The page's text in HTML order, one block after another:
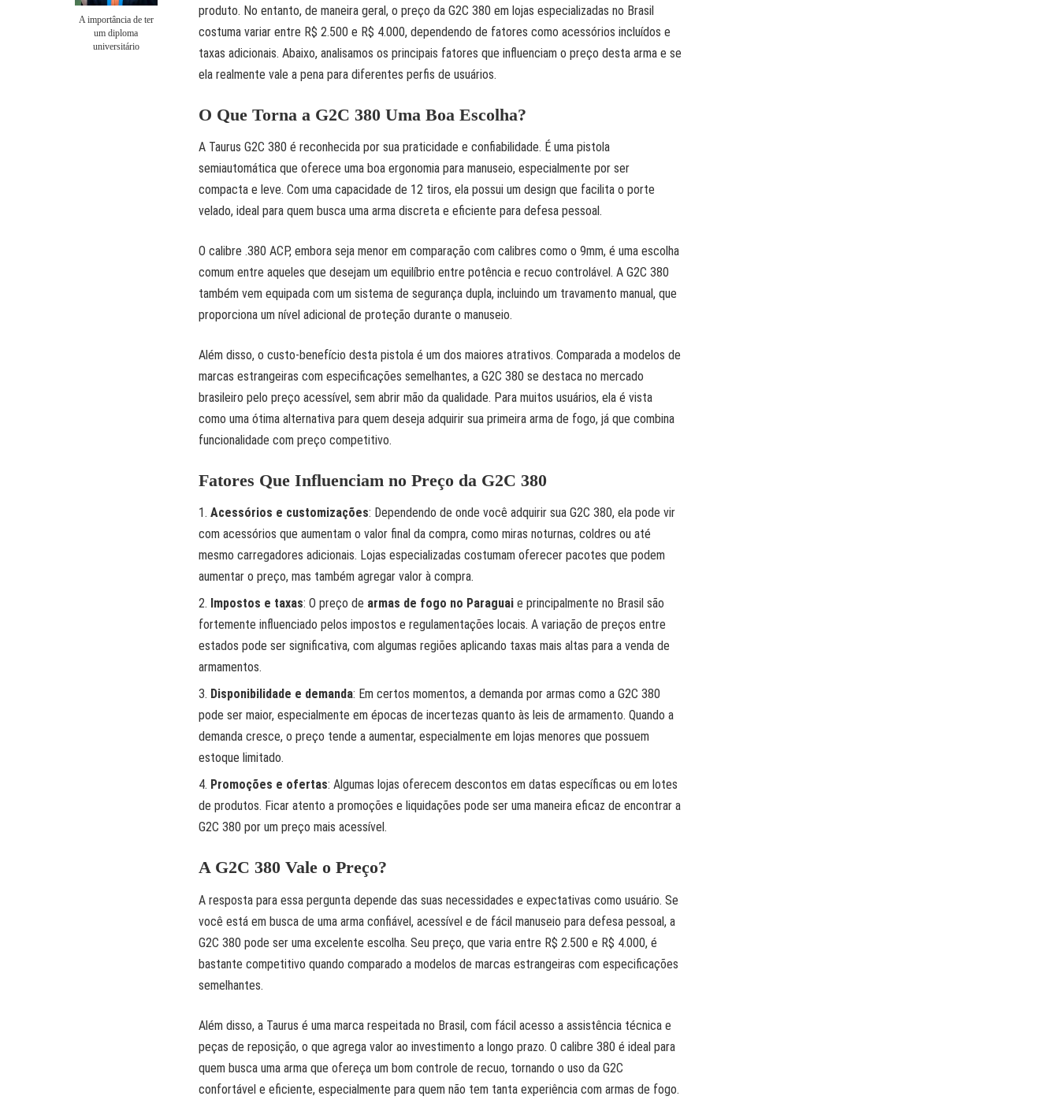
A importância de ter
um diploma
universitário
produto. No entanto, de maneira geral, o preço da G2C 380 em lojas especializadas no Brasil
costuma variar entre R$ 2.500 e R$ 4.000, dependendo de fatores como acessórios incluídos e
taxas adicionais. Abaixo, analisamos os principais fatores que influenciam o preço desta arma e se
ela realmente vale a pena para diferentes perfis de usuários.
O Que Torna a G2C 380 Uma Boa Escolha?
A Taurus G2C 380 é reconhecida por sua praticidade e confiabilidade. É uma pistola
semiautomática que oferece uma boa ergonomia para manuseio, especialmente por ser
compacta e leve. Com uma capacidade de 12 tiros, ela possui um design que facilita o porte
velado, ideal para quem busca uma arma discreta e eficiente para defesa pessoal.
O calibre .380 ACP, embora seja menor em comparação com calibres como o 9mm, é uma escolha
comum entre aqueles que desejam um equilíbrio entre potência e recuo controlável. A G2C 380
também vem equipada com um sistema de segurança dupla, incluindo um travamento manual, que
proporciona um nível adicional de proteção durante o manuseio.
Além disso, o custo-benefício desta pistola é um dos maiores atrativos. Comparada a modelos de
marcas estrangeiras com especificações semelhantes, a G2C 380 se destaca no mercado
brasileiro pelo preço acessível, sem abrir mão da qualidade. Para muitos usuários, ela é vista
como uma ótima alternativa para quem deseja adquirir sua primeira arma de fogo, já que combina
funcionalidade com preço competitivo.
Fatores Que Influenciam no Preço da G2C 380
Acessórios e customizações: Dependendo de onde você adquirir sua G2C 380, ela pode vir
com acessórios que aumentam o valor final da compra, como miras noturnas, coldres ou até
mesmo carregadores adicionais. Lojas especializadas costumam oferecer pacotes que podem
aumentar o preço, mas também agregar valor à compra.
Impostos e taxas: O preço de armas de fogo no Paraguai e principalmente no Brasil são
fortemente influenciado pelos impostos e regulamentações locais. A variação de preços entre
estados pode ser significativa, com algumas regiões aplicando taxas mais altas para a venda de
armamentos.
Disponibilidade e demanda: Em certos momentos, a demanda por armas como a G2C 380
pode ser maior, especialmente em épocas de incertezas quanto às leis de armamento. Quando a
demanda cresce, o preço tende a aumentar, especialmente em lojas menores que possuem
estoque limitado.
Promoções e ofertas: Algumas lojas oferecem descontos em datas específicas ou em lotes
de produtos. Ficar atento a promoções e liquidações pode ser uma maneira eficaz de encontrar a
G2C 380 por um preço mais acessível.
A G2C 380 Vale o Preço?
A resposta para essa pergunta depende das suas necessidades e expectativas como usuário. Se
você está em busca de uma arma confiável, acessível e de fácil manuseio para defesa pessoal, a
G2C 380 pode ser uma excelente escolha. Seu preço, que varia entre R$ 2.500 e R$ 4.000, é
bastante competitivo quando comparado a modelos de marcas estrangeiras com especificações
semelhantes.
Além disso, a Taurus é uma marca respeitada no Brasil, com fácil acesso a assistência técnica e
peças de reposição, o que agrega valor ao investimento a longo prazo. O calibre 380 é ideal para
quem busca uma arma que ofereça um bom controle de recuo, tornando o uso da G2C
confortável e eficiente, especialmente para quem não tem tanta experiência com armas de fogo.